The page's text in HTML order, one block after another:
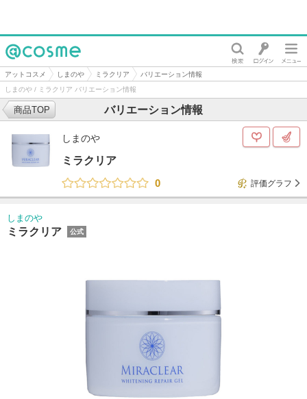
@cosme
アットコスメ しまのや ミラクリア
バリエーション情報
しまのや / ミラクリア バリエーション情報
バリエーション情報
商品TOP
しまのや
ミラクリア
0
評価グラフ
しまのや
ミラクリア 公式